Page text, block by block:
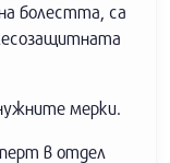
болестта, са
мерки.
в отдел